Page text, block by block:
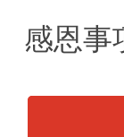
感恩事